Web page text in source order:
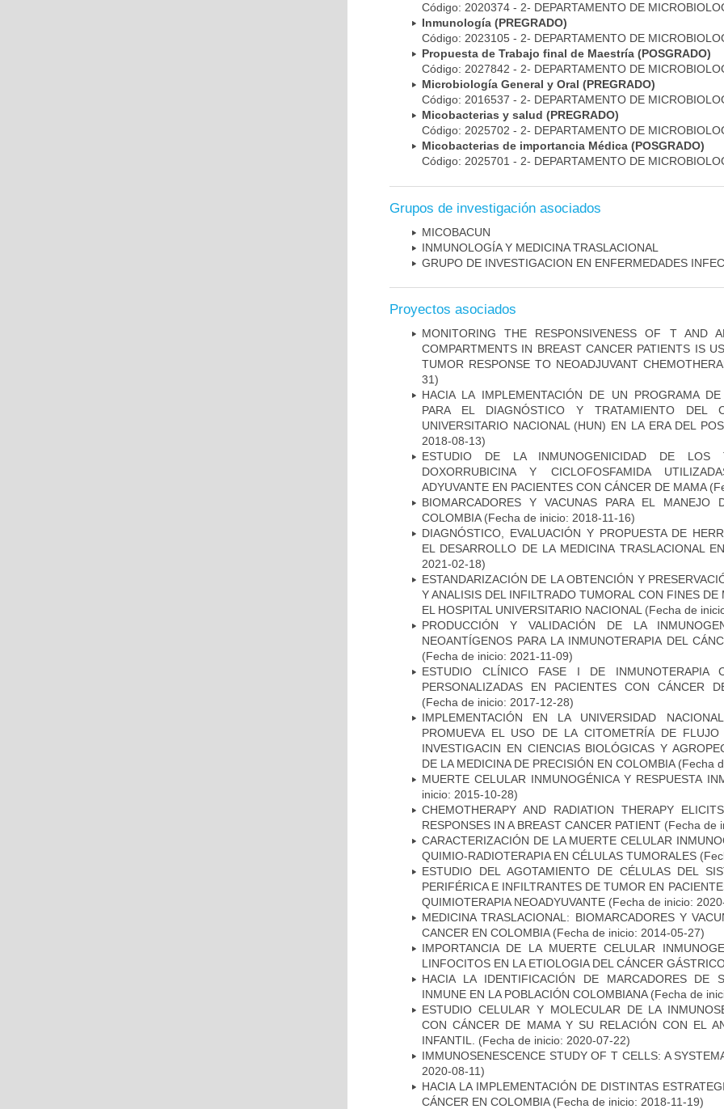
Código: 2020374 - 2- DEPARTAMENTO DE
Inmunología (PREGRADO)
Código: 2023105 - 2- DEPARTAMENTO DE
Propuesta de Trabajo final de Maestría (POSGRADO)
Código: 2027842 - 2- DEPARTAMENTO DE
Microbiología General y Oral (PREGRADO)
Código: 2016537 - 2- DEPARTAMENTO DE
Micobacterias y salud (PREGRADO)
Código: 2025702 - 2- DEPARTAMENTO DE
Micobacterias de importancia Médica (POSGRADO)
Código: 2025701 - 2- DEPARTAMENTO DE
Grupos de investigación asociados
MICOBAC­UN
INMUNOLOGÍA Y MEDICINA TRASLACIONAL
GRUPO DE INVESTIGACION EN ENFERMEDADES
Proyectos asociados
MONITORING THE RESPONSIVENESS OF T AND
COMPARTMENTS IN BREAST CANCER PATIENTS IS
TUMOR RESPONSE TO NEOADJUVANT
31)
HACIA LA IMPLEMENTACIÓN DE UN PROGRAMA
PARA EL DIAGNÓSTICO Y TRATAMIENTO DEL
UNIVERSITARIO NACIONAL (HUN) EN LA ERA DEL
2018-08-13)
ESTUDIO DE LA INMUNOGENICIDAD DE LOS
DOXORRUBICINA Y CICLOFOSFAMIDA
ADYUVANTE EN PACIENTES CON CÁNCER DE MAMA
BIOMARCADORES Y VACUNAS PARA EL MANEJO
COLOMBIA(Fecha de inicio: 2018-11-16)
DIAGNÓSTICO, EVALUACIÓN Y PROPUESTA DE
EL DESARROLLO DE LA MEDICINA TRASLACIONAL
2021-02-18)
ESTANDARIZACIÓN DE LA OBTENCIÓN Y
Y ANALISIS DEL INFILTRADO TUMORAL CON FINES DE
EL HOSPITAL UNIVERSITARIO NACIONAL (Fecha de
PRODUCCIÓN Y VALIDACIÓN DE LA
NEOANTÍGENOS PARA LA INMUNOTERAPIA DEL
(Fecha de inicio: 2021-11-09)
ESTUDIO CLÍNICO FASE I DE INMUNOTERAPIA
PERSONALIZADAS EN PACIENTES CON CÁNCER
(Fecha de inicio: 2017-12-28)
IMPLEMENTACIÓN EN LA UNIVERSIDAD
PROMUEVA EL USO DE LA CITOMETRÍA DE FLUJO
INVESTIGACIN EN CIENCIAS BIOLÓGICAS Y
DE LA MEDICINA DE PRECISIÓN EN COLOMBIA(Fecha
MUERTE CELULAR INMUNOGÉNICA Y RESPUESTA
inicio: 2015-10-28)
CHEMOTHERAPY AND RADIATION THERAPY
RESPONSES IN A BREAST CANCER PATIENT (Fecha de
CARACTERIZACIÓN DE LA MUERTE CELULAR
QUIMIO-RADIOTERAPIA EN CÉLULAS TUMORALES
ESTUDIO DEL AGOTAMIENTO DE CÉLULAS DEL
PERIFÉRICA E INFILTRANTES DE TUMOR EN
QUIMIOTERAPIA NEOADYUVANTE (Fecha de inicio:
MEDICINA TRASLACIONAL: BIOMARCADORES Y
CANCER EN COLOMBIA(Fecha de inicio: 2014-05-27)
IMPORTANCIA DE LA MUERTE CELULAR
LINFOCITOS EN LA ETIOLOGIA DEL CÁNCER
HACIA LA IDENTIFICACIÓN DE MARCADORES DE
INMUNE EN LA POBLACIÓN COLOMBIANA(Fecha de
ESTUDIO CELULAR Y MOLECULAR DE LA
CON CÁNCER DE MAMA Y SU RELACIÓN CON EL
INFANTIL.
(Fecha de inicio: 2020-07-22)
IMMUNOSENESCENCE STUDY OF T CELLS: A
2020-08-11)
HACIA LA IMPLEMENTACIÓN DE DISTINTAS
CÁNCER EN COLOMBIA(Fecha de inicio: 2018-11-19)